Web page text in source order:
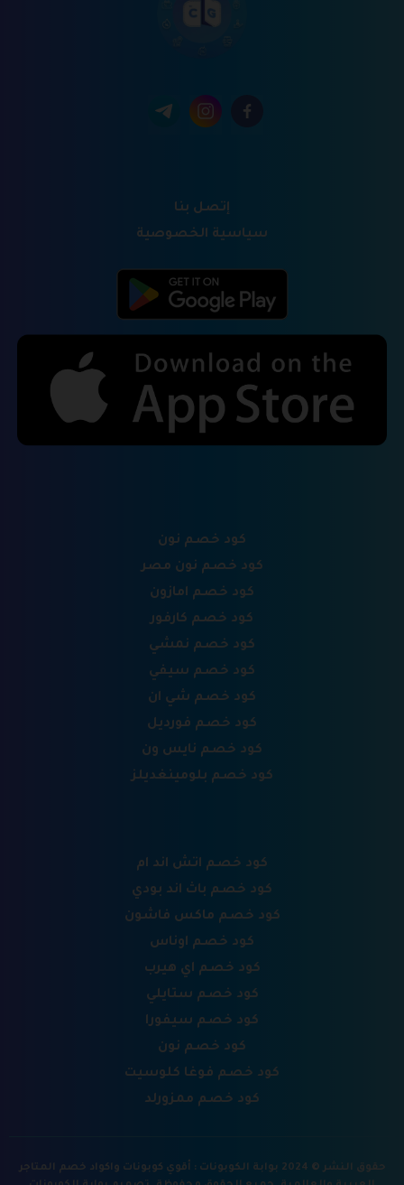
إتصل بنا
سياسية الخصوصية
كود خصم نون
كود خصم نون مصر
كود خصم امازون
كود خصم كارفور
كود خصم نمشي
كود خصم سيفي
كود خصم شي ان
كود خصم فورديل
كود خصم نايس ون
كود خصم بلومينغديلز
كود خصم اتش اند ام
كود خصم باث اند بودي
كود خصم ماكس فاشون
كود خصم اوناس
كود خصم اي هيرب
كود خصم ستايلي
كود خصم سيفورا
كود خصم نون
كود خصم فوغا كلوسيت
كود خصم ممزورلد
حقوق النشر © 2024 بوابة الكوبونات : أقوي كوبونات واكواد خصم المتاجر